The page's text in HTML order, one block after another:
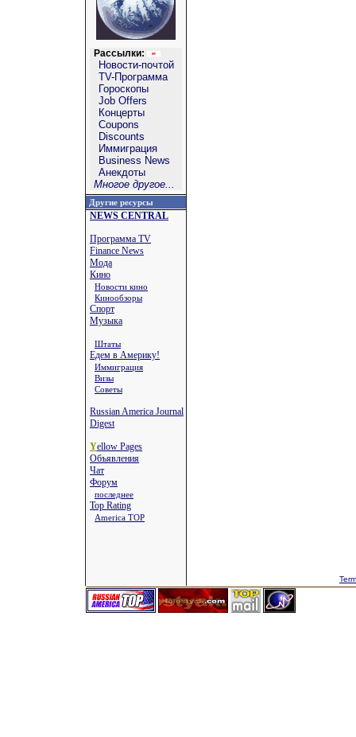
Рассылки:
Новости-почтой
TV-Программа
Гороскопы
Job Offers
Концерты
Coupons
Discounts
Иммиграция
Business News
Анекдоты
Многое другое...
Другие ресурсы
NEWS CENTRAL
Программа TV
Finance News
Мода
Кино
Новости кино
Кинообзоры
Спорт
Музыка
Штаты
Едем в Америку!
Иммиграция
Визы
Советы
Russian America Journal
Digest
Yellow Pages
Объявления
Чат
Форум
последнее
Top Rating
America TOP